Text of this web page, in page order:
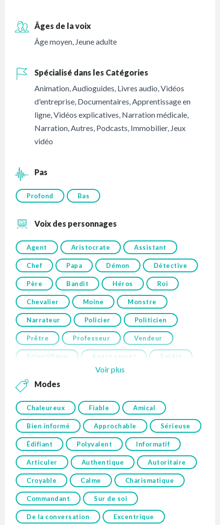
Âges de la voix
Âge moyen Jeune adulte
Spécialisé dans les Catégories
Animation Audioguides Livres audio ,Vidéos
d'entreprise Documentaires Apprentissage en
ligne ,Vidéos explicatives Narration médicale
Narration Autres Podcasts Immobilier, Jeux
vidéo
Pas
Profond Bas
Voix des personnages
Agent Aristocrate Assistant
Chef Papa Démon Détective
Père Bandit Héros Roi
Chevalier Moine Monstre
Narrateur Policier Politicien
Prêtre Professeur Vendeur
Scientifique Agent secret Soldat
Voir plus
Modes
Chaleureux Fiable Amical
Bien informé Approchable Sérieuse
Édifiant Polyvalent Informatif
Articuler Authentique Autoritaire
Croyable Calme Charismatique
Commandant Sur de soi
De la conversation Excentrique